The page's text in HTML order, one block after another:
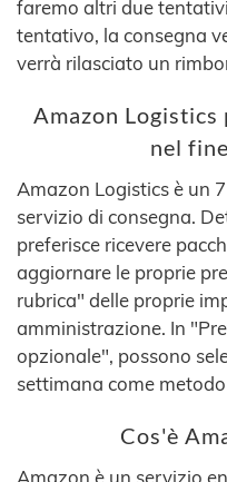
faremo altri due
tentativo, la consegna
verrà rilasciato un
Amazon Logistics
nel
Amazon Logistics è un
servizio di consegna.
preferisce ricevere
aggiornare le proprie
rubrica" delle proprie
amministrazione. In
opzionale", possono
settimana come
Cos'è
Amazon è un servizio